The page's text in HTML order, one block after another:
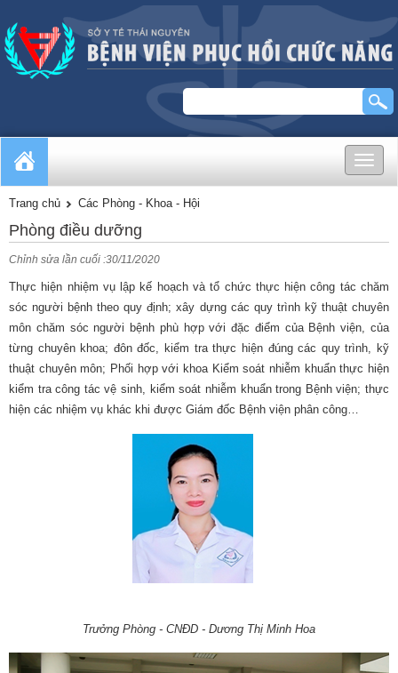
Toggle
Trang chủ Các Phòng - Khoa - Hội
Phòng điều dưỡng
Chỉnh sửa lần cuối :30/11/2020
Thực hiện nhiệm vụ lập kế hoạch và tổ chức thực hiện công tác chăm
sóc người bệnh theo quy định; xây dựng các quy trình kỹ thuật chuyên
môn chăm sóc người bệnh phù hợp với đặc điểm của Bệnh viện, của
từng chuyên khoa; đôn đốc, kiểm tra thực hiện đúng các quy trình, kỹ
thuật chuyên môn; Phối hợp với khoa Kiểm soát nhiễm khuẩn thực hiện
kiểm tra công tác vệ sinh, kiểm soát nhiễm khuẩn trong Bệnh viện; thực
hiện các nhiệm vụ khác khi được Giám đốc Bệnh viện phân công…
Trưởng Phòng - CNĐD - Dương Thị Minh Hoa